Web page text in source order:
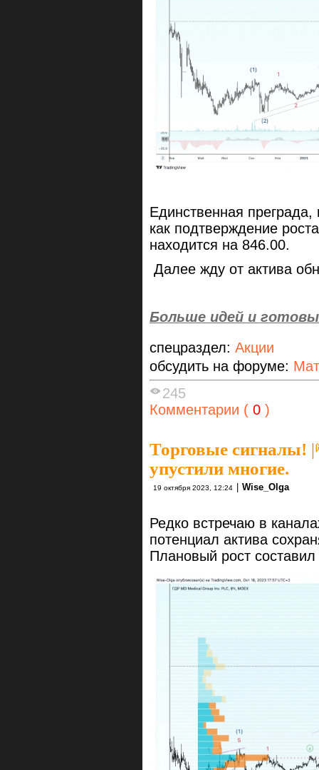
Единственная
как подтверждение
находится на 846.00.
Далее жду от актива
Больше идей и
спецраздел: Акции
обсудить на форуме:
245
Комментарии ( 0 )
Торговые сигналы! |
упустили многие.
19 октября 2023, 12:24 Wise_Olga
Редко встречаю в
потенциал актива
Плановый рост